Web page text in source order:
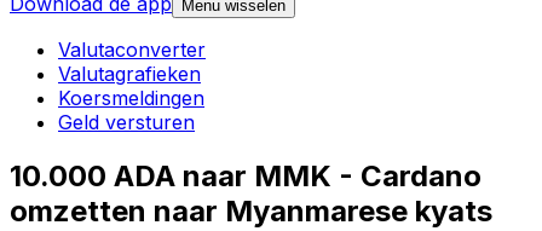
Menu wisselen
Valutaconverter
Valutagrafieken
Koersmeldingen
Geld versturen
10.000 ADA naar MMK - Cardano
omzetten naar Myanmarese kyats